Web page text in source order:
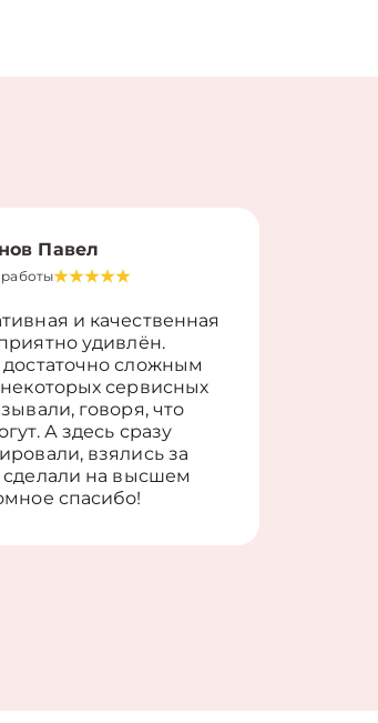
Павел
и качественная
удивлён.
сложным
сервисных
говоря, что
А здесь сразу
взялись за
сделали на высшем
спасибо!